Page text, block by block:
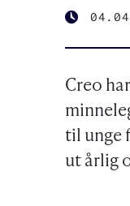
PUBLISHED
Creo
til unge
ut årlig